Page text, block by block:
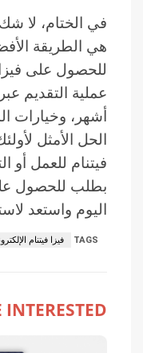
في الختام، لا شك
هي الطريقة
للحصول على
أشهر، وخيارات
الحل الأمثل
فيتنام للعمل أو
بطلب للحصول على
اليوم واستعد
TAGS فيزا فيتنام